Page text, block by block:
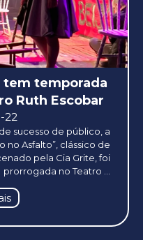
tem temporada
Ruth Escobar
22
sucesso de público, a
no Asfalto”, clássico de
pela Cia Grite, foi
prorrogada no Teatro ...